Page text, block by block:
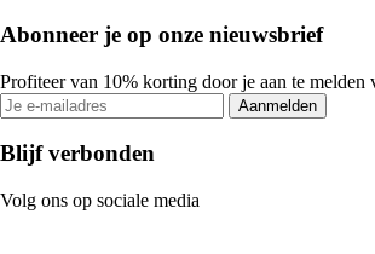
Abonneer je op onze nieuwsbrief
Profiteer van 10% korting door je aan te melden
Aanmelden
Blijf verbonden
Volg ons op sociale media